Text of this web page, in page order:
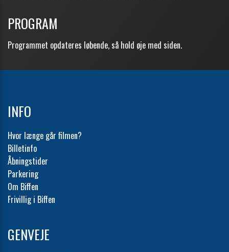
PROGRAM
Programmet opdateres løbende, så hold øje med siden.
INFO
Hvor længe går filmen?
Billetinfo
Åbningstider
Parkering
Om Biffen
Frivillig i Biffen
GENVEJE